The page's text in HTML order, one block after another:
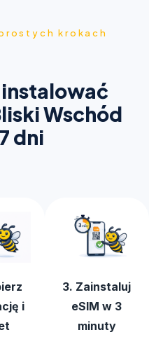
krokach
Wschód
dni
i
3. Zainstaluj
eSIM w 3
minuty